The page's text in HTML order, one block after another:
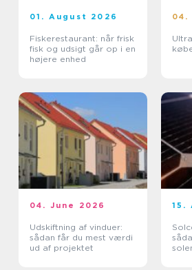
01. August 2026
Fiskerestaurant: når frisk
fisk og udsigt går op i en
højere enhed
04.
04. June 2026
Udskiftning af vinduer:
sådan får du mest værdi
ud af projektet
15.